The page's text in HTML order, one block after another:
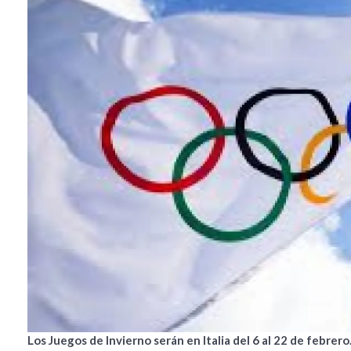
Los Juegos de Invierno serán en Italia del 6 al 22 de febrero.